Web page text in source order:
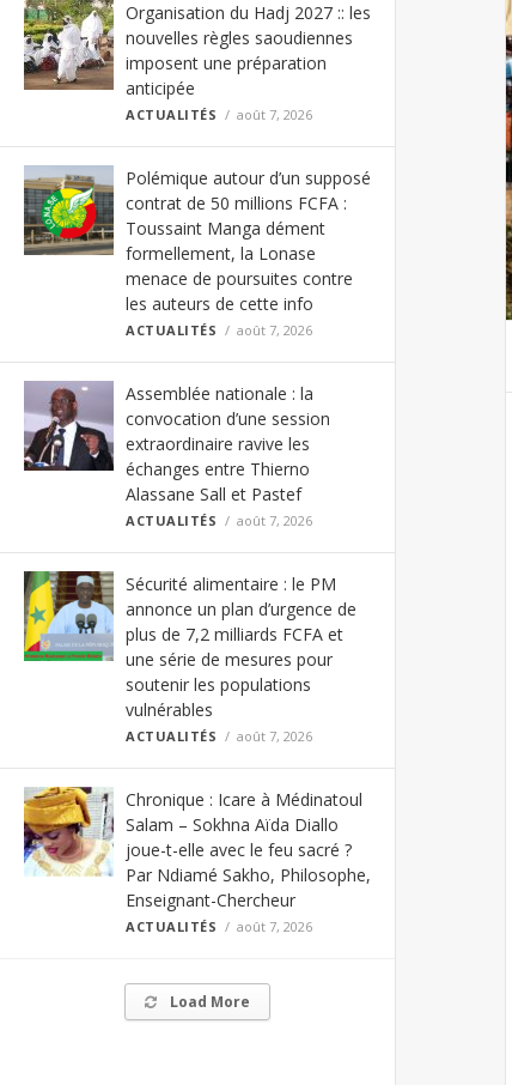
Organisation du Hadj 2027 :: les
nouvelles règles saoudiennes
imposent une préparation
anticipée
ACTUALITÉS août 7, 2026
Polémique autour d’un supposé
contrat de 50 millions FCFA :
Toussaint Manga dément
formellement, la Lonase
menace de poursuites contre
les auteurs de cette info
ACTUALITÉS août 7, 2026
Assemblée nationale : la
convocation d’une session
extraordinaire ravive les
échanges entre Thierno
Alassane Sall et Pastef
ACTUALITÉS août 7, 2026
Sécurité alimentaire : le PM
annonce un plan d’urgence de
plus de 7,2 milliards FCFA et
une série de mesures pour
soutenir les populations
vulnérables
ACTUALITÉS août 7, 2026
Chronique : Icare à Médinatoul
Salam – Sokhna Aïda Diallo
joue-t-elle avec le feu sacré ?
Par Ndiamé Sakho, Philosophe,
Enseignant-Chercheur
ACTUALITÉS août 7, 2026
Load More